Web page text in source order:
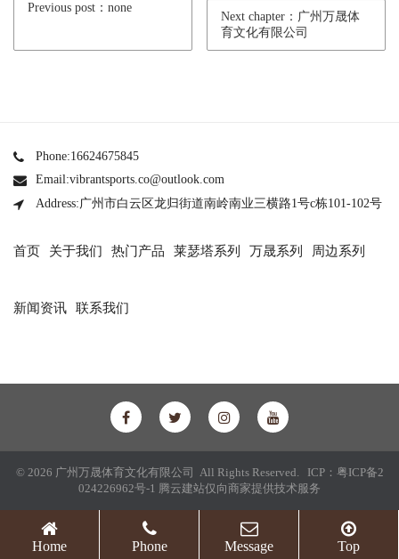
Previous post：none
Next chapter：广州万晟体
育文化有限公司
Phone:16624675845
Email:vibrantsports.co@outlook.com
Address:广州市白云区龙归街道南岭南业三横路1号c栋101-102号
首页 关于我们 热门产品 莱瑟塔系列 万晟系列 周边系列
新闻资讯 联系我们
© 2026 广州万晟体育文化有限公司 All Rights Reserved. ICP： 粤ICP备2
024226962号-1 腾云建站仅向商家提供技术服务
Home Phone Message Top